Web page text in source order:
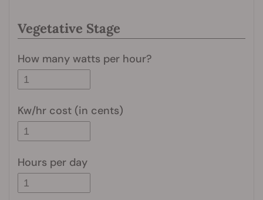
Vegetative Stage
How many watts per hour?
Kw/hr cost (in cents)
Hours per day